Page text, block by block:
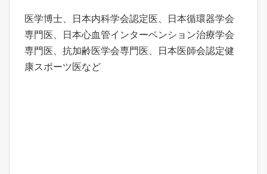
医学博士、日本内科学会認定医、日本循環器学会
専門医、日本心血管インターベンション治療学会
専門医、抗加齢医学会専門医、日本医師会認定健
康スポーツ医など